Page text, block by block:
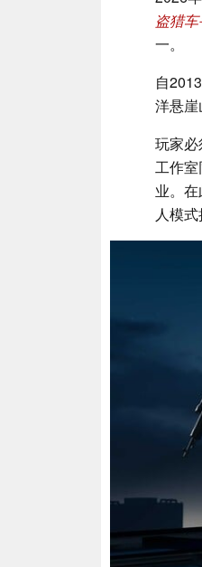
盗猎车
一。
自
洋悬崖
玩家
工作
业。
人模式